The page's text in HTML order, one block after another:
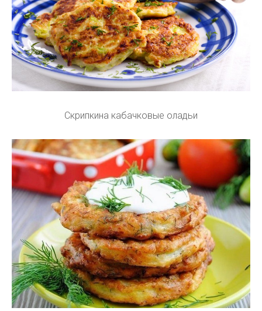
Скрипкина кабачковые оладьи